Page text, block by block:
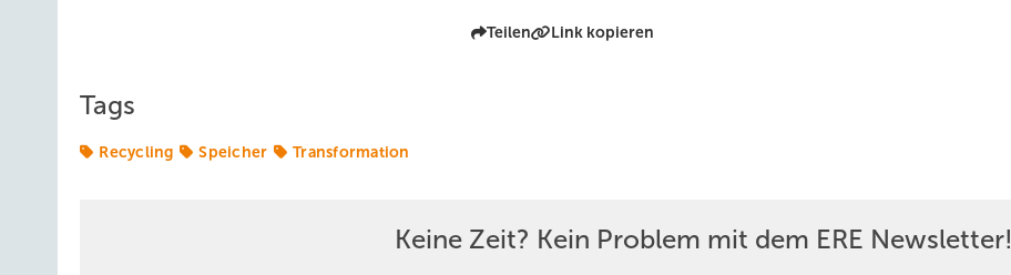
Teilen Link kopieren
Tags
Recycling Speicher Transformation
Keine Zeit? Kein Problem mit dem ERE Newsletter!